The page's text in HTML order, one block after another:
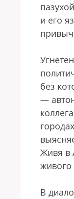
и его
без
—
Живя в
живого
В